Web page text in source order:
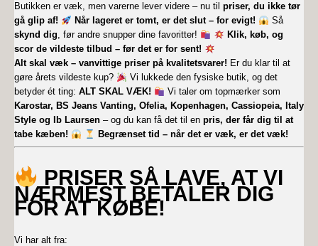
Butikken er væk, men varerne lever videre – nu til priser, du ikke tør
gå glip af!
Når lageret er tomt, er det slut – for evigt!
Så
skynd dig, før andre snupper dine favoritter!
Klik, køb, og
scor de vildeste tilbud – før det er for sent!
Alt skal væk – vanvittige priser på kvalitetsvarer! Er du klar til at
gøre årets vildeste kup?
Vi lukkede den fysiske butik, og det
betyder ét ting: ALT SKAL VÆK!
Vi taler om topmærker som
Karostar, BS Jeans Vanting, Ofelia, Kopenhagen, Cassiopeia, Italy
Style og Ib Laursen – og du kan få det til en pris, der får dig til at
tabe kæben!
Begrænset tid – når det er væk, er det væk!
PRISER SÅ LAVE, AT VI
NÆRMEST BETALER DIG
FOR AT KØBE!
Vi har alt fra: